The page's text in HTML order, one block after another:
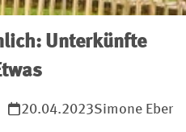
Unterkünfte
20.04.2023Simone Eber